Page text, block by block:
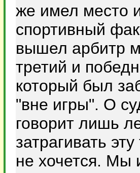
же имел место
спортивный
вышел арбитр
третий и
который был
"вне игры". О
говорит лишь
затрагивать
не хочется. Мы